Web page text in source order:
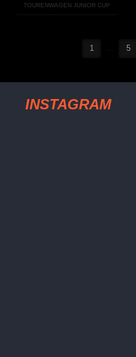
TOURENWAGEN JUNIOR CUP
1 ... 5
INSTAGRAM